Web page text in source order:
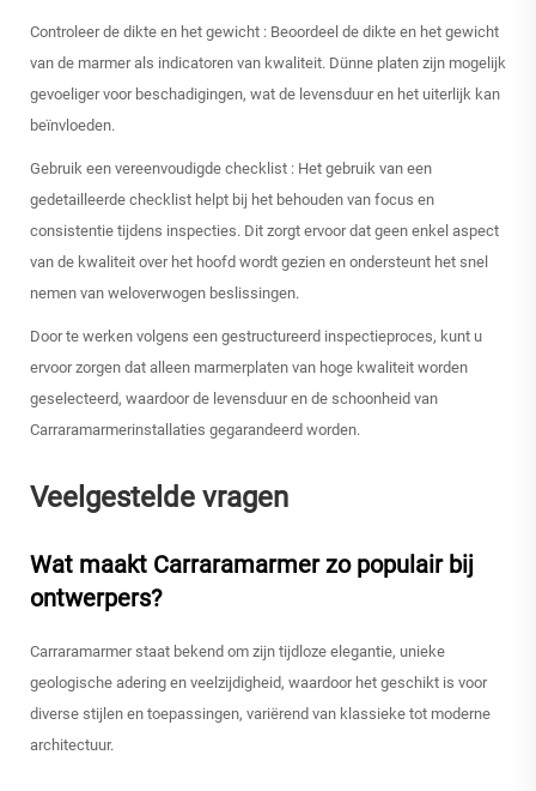
Controleer de dikte en het gewicht : Beoordeel de dikte en het gewicht
van de marmer als indicatoren van kwaliteit. Dünne platen zijn mogelijk
gevoeliger voor beschadigingen, wat de levensduur en het uiterlijk kan
beïnvloeden.
Gebruik een vereenvoudigde checklist : Het gebruik van een
gedetailleerde checklist helpt bij het behouden van focus en
consistentie tijdens inspecties. Dit zorgt ervoor dat geen enkel aspect
van de kwaliteit over het hoofd wordt gezien en ondersteunt het snel
nemen van weloverwogen beslissingen.
Door te werken volgens een gestructureerd inspectieproces, kunt u
ervoor zorgen dat alleen marmerplaten van hoge kwaliteit worden
geselecteerd, waardoor de levensduur en de schoonheid van
Carraramarmerinstallaties gegarandeerd worden.
Veelgestelde vragen
Wat maakt Carraramarmer zo populair bij
ontwerpers?
Carraramarmer staat bekend om zijn tijdloze elegantie, unieke
geologische adering en veelzijdigheid, waardoor het geschikt is voor
diverse stijlen en toepassingen, variërend van klassieke tot moderne
architectuur.